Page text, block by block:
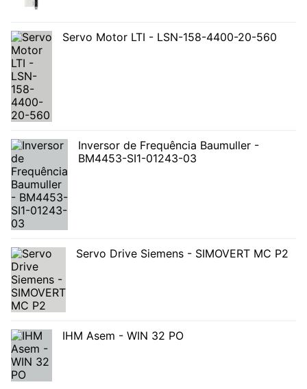
Servo Motor LTI - LSN-158-4400-20-560
Inversor de Frequência Baumuller -
BM4453-SI1-01243-03
Servo Drive Siemens - SIMOVERT MC P2
IHM Asem - WIN 32 PO